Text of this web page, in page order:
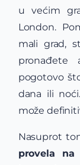
u većim
London.
mali grad,
pronađete
pogotovo
dana ili
može
Nasuprot
provela